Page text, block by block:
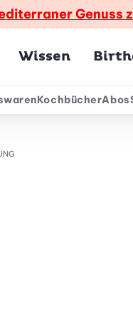
Genuss
Wissen
KochbücherAbos